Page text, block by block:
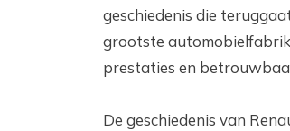
geschiedenis die
grootste
prestaties en
De geschiedenis van